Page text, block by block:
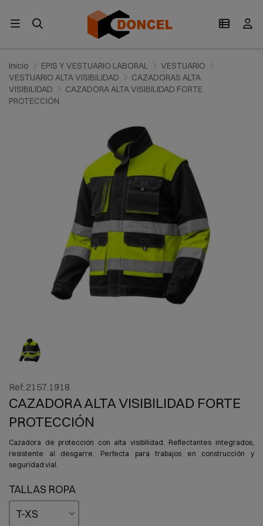
Inicio EPIS Y VESTUARIO LABORAL
VESTUARIO
VESTUARIO ALTA VISIBILIDAD
CAZADORAS ALTA
VISIBILIDAD
CAZADORA ALTA VISIBILIDAD FORTE
PROTECCIÓN
Ref:2157.1918
CAZADORA ALTA VISIBILIDAD FORTE
PROTECCIÓN
Cazadora de protección con alta visibilidad. Reflectantes integrados,
resistente al desgarre. Perfecta para trabajos en construcción y
seguridad vial.
TALLAS ROPA